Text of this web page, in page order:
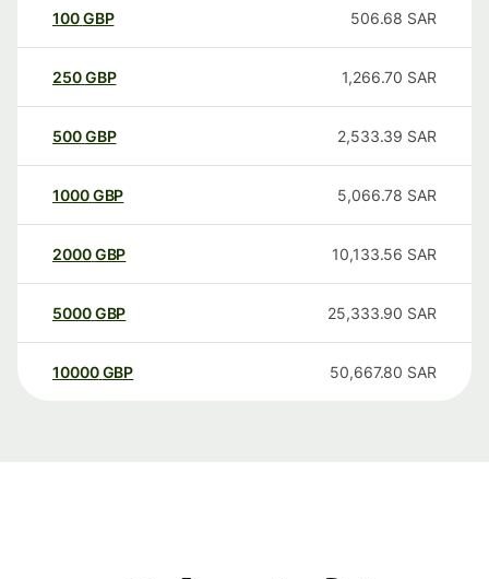
100GBP 506.68 SAR
250GBP 1,266.70 SAR
500GBP 2,533.39 SAR
1000GBP 5,066.78 SAR
2000GBP 10,133.56 SAR
5000GBP 25,333.90 SAR
10000 GBP 50,667.80 SAR